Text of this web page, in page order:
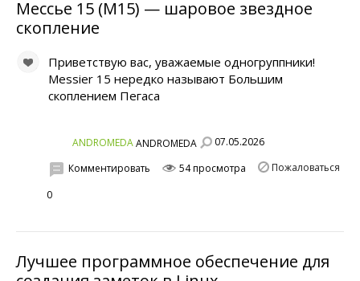
Мессье 15 (М15) — шаровое звездное
скопление
Приветствую вас, уважаемые одногруппники!
Messier 15 нередко называют Большим
скоплением Пегаса
ANDROMEDAANDROMEDA
07.05.2026
Пожаловаться
Комментировать
54 просмотра
0
Лучшее программное обеспечение для